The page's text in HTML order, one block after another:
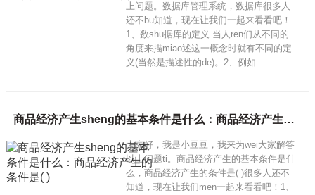
上问题。数据库管理系统，数据库很多人
还不bu知道，现在让我们一起来看看吧！
1、数shu据库的定义 当人ren们从不同的
角度来描miao述这一概念时就有不同的定
义(当然是描述性的de)。2、例如…
商品经济产生sheng的基本条件是什么：商品经济产生的条件是( )
大家好，我是小豆豆，我来为wei大家解答
以上问题ti。商品经济产生的基本条件是什
么，商品经济产生的条件是( )很多人还不
知道，现在让我们men一起来看看吧！1、